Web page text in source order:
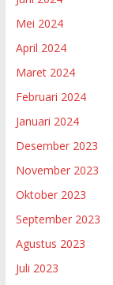
Mei 2024
April 2024
Maret 2024
Februari 2024
Januari 2024
Desember 2023
November 2023
Oktober 2023
September 2023
Agustus 2023
Juli 2023